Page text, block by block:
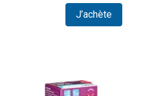
J’achète